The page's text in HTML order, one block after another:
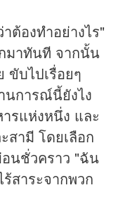
ต้องทำอย่างไร"
มาทันที จากนั้น
ขับไปเรื่อยๆ
นการณ์นี้ยังไง
รแห่งหนึ่ง และ
สามี โดยเลือก
อนชั่วคราว "ฉัน
สาระจากพวก